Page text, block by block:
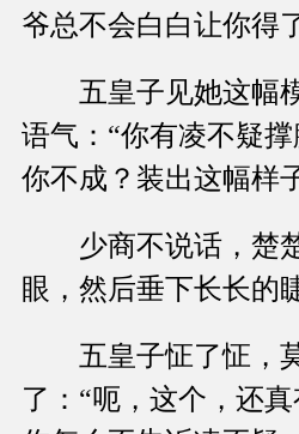
爷总不会白白让你得
五皇子见她这幅模
语气：“你有凌不疑
你不成？装出这幅样
少商不说话，楚楚
眼，然后垂下长长的
五皇子怔了怔，
了：“呃，这个，还真